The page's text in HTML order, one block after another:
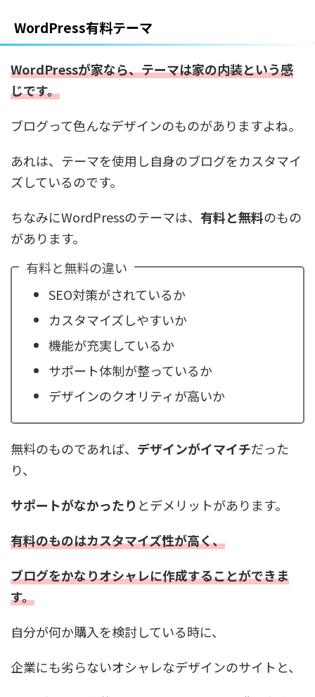
WordPress有料テーマ
WordPressが家なら、テーマは家の内装という感
じです。
ブログって色んなデザインのものがありますよね。
あれは、テーマを使用し自身のブログをカスタマイ
ズしているのです。
ちなみにWordPressのテーマは、 有料と無料のもの
があります。
有料と無料の違い
SEO対策がされているか
カスタマイズしやすいか
機能が充実しているか
サポート体制が整っているか
デザインのクオリティが高いか
無料のものであれば、 デザインがイマイチだった
り、
サポートがなかったり とデメリットがあります。
有料のものはカスタマイズ性が高く、
ブログをかなりオシャレに作成することができま
す。
自分が何か購入を検討している時に、
企業にも劣らないオシャレなデザインのサイトと、